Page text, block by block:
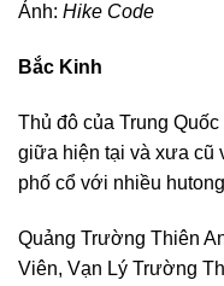
Ảnh: Hike Code
Bắc Kinh
Thủ đô của Trung
giữa hiện tại và xưa cũ
phố cổ với nhiều
Quảng Trường Thiên
Viên, Vạn Lý Trường